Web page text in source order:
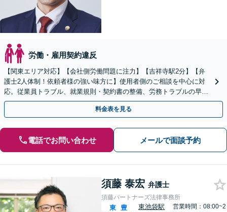
労働・雇用契約違反
【関東エリア対応】【会社側労働問題に注力】【吉祥寺駅2分】【弁
護士2人体制！依頼者様の強い味方に】使用者側のご相談を中心に対
応。従業員トラブル、就業規則・契約書の整備、労務トラブルの早期
解決・防止に努めます。
料金表を見る
電話でお問い合わせ メールで面談予約
須藤 泰宏 弁護士
須藤パートナーズ法律事務所
東
豊
東池袋駅
営業時間：08:00~2